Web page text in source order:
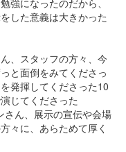
強になったのだから、
した意義は大きかった
、スタッフの方々、今
と面倒をみてくださっ
発揮してくださった10
じてくださった
ん、展示の宣伝や会場
々に、あらためて厚く